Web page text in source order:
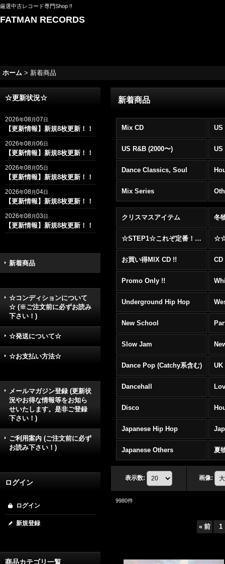
厳選中古レコード専門Shop !!
FATMAN RECORDS
ホーム > 新着商品
☆更新状況☆
2026年08月07日
【更新情報】新規8枚更新！！
2026年08月06日
【更新情報】新規8枚更新！！
2026年08月05日
【更新情報】新規8枚更新！！
2026年08月04日
【更新情報】新規8枚更新！！
2026年08月03日
【更新情報】新規8枚更新！！
新着商品
☆コンディションについて
☆ (※ご注文前に必ずお読み
下さい！)
☆発送について☆
☆お支払い方法☆
メールマガジン登録 (更新状
況やお得な情報等をお知ら
せいたします。是非ご登録
下さい！)
ご利用案内 (ご注文前に必ず
お読み下さい！)
ログイン
ログイン
新規登録
商品カテゴリ一覧
新着商品
Mix CD US
US R&B (2000〜) US
Dance Classics, Soul
Mix Series
クリスマスアイテム 冬
☆STEP1☆これぞ定番！！まずはここから！2000年代R&BフロアヒットBest 100 !!!
お買い得MIX CD !!
Promo Only !!
Underground Hip Hop
New School
Slow Jam
Dance Pop (Catchy系含む) UK
Dancehall
Disco
Japanese Hip Hop
Japanese Others 夏
表示数: 画像:
9980件
« 前 1